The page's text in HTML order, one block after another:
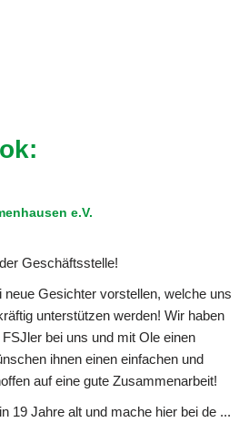
e.V.
Geschäftsstelle!
neue Gesichter vorstellen, welche uns
unterstützen werden! Wir haben
bei uns und mit Ole einen
ihnen einen einfachen und
auf eine gute Zusammenarbeit!
19 Jahre alt und mache hier bei de ...